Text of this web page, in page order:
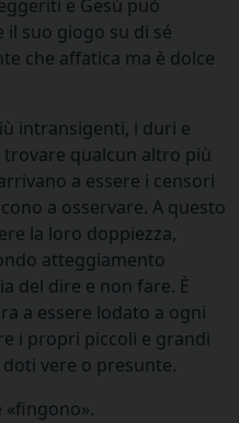
e Gesù può
suo giogo su di sé
che affatica ma è dolce
intransigenti, i duri e
qualcun altro più
a essere i censori
a osservare. A questo
la loro doppiezza,
atteggiamento
del dire e non fare. È
a essere lodato a ogni
i propri piccoli e grandi
vere o presunte.